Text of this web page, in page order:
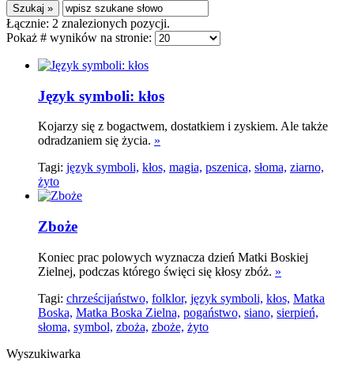
Łącznie: 2 znalezionych pozycji.
Pokaż # wyników na stronie:
Język symboli: kłos
Kojarzy się z bogactwem, dostatkiem i zyskiem. Ale także
odradzaniem się życia. »
Tagi: język symboli, kłos, magia, pszenica, słoma, ziarno,
żyto
Zboże
Koniec prac polowych wyznacza dzień Matki Boskiej
Zielnej, podczas którego święci się kłosy zbóż. »
Tagi: chrześcijaństwo, folklor, język symboli, kłos, Matka
Boska, Matka Boska Zielna, pogaństwo, siano, sierpień,
słoma, symbol, zboża, zboże, żyto
Wyszukiwarka